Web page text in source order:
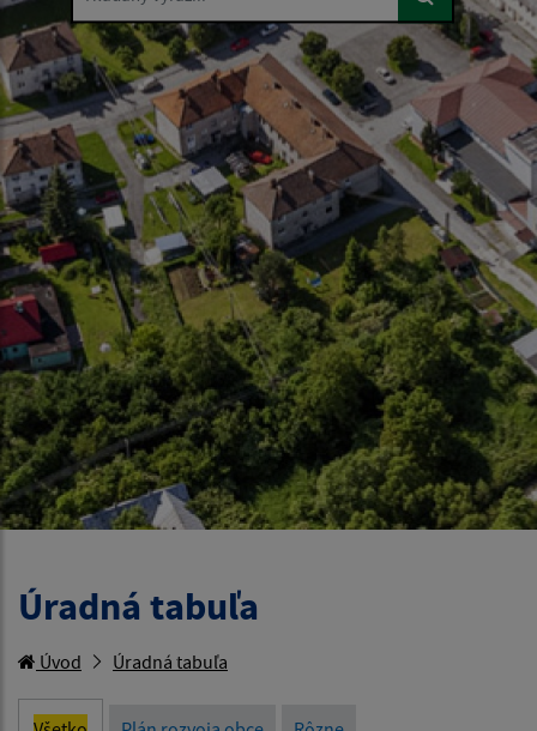
Úradná tabuľa
Úvod Úradná tabuľa